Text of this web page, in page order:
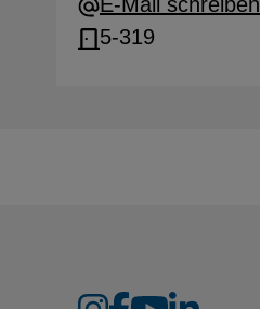
5-319